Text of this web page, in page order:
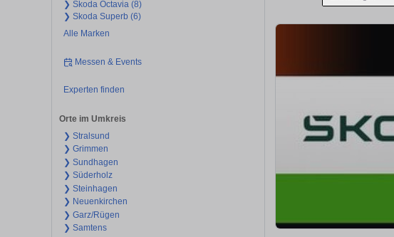
❯ Skoda Octavia (8)
❯ Skoda Superb (6)
Alle Marken
Messen & Events
Experten finden
Orte im Umkreis
❯ Stralsund
❯ Grimmen
❯ Sundhagen
❯ Süderholz
❯ Steinhagen
❯ Neuenkirchen
❯ Garz/Rügen
❯ Samtens